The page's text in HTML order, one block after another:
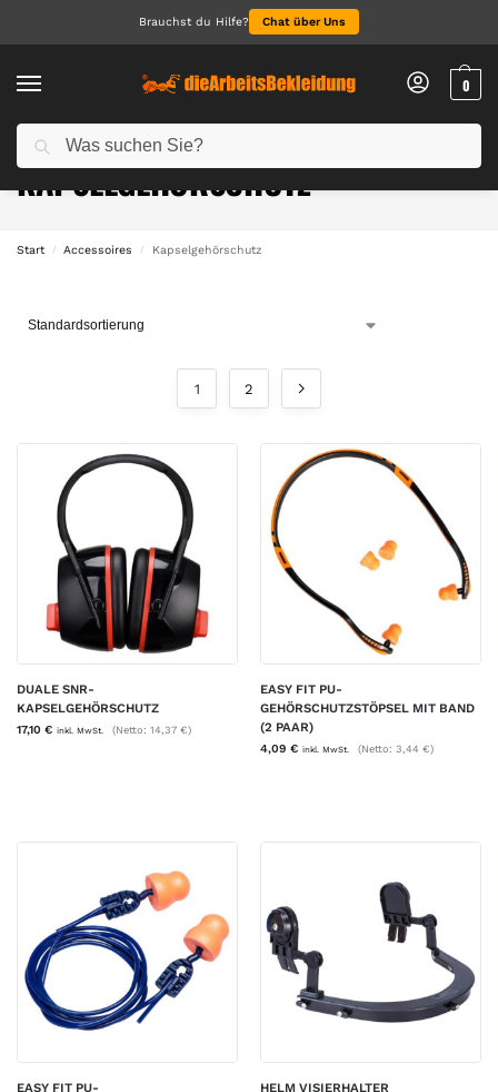
Brauchst du Hilfe? Chat über Uns
0
KAPSELGEHÖRSCHUTZ
Start / Accessoires / Kapselgehörschutz
1 2
DUALE SNR-
KAPSELGEHÖRSCHUTZ
17,10 € inkl. MwSt. (Netto: 14,37 €)
EASY FIT PU-
GEHÖRSCHUTZSTÖPSEL MIT BAND
(2 PAAR)
4,09 € inkl. MwSt. (Netto: 3,44 €)
EASY FIT PU-
HELM VISIERHALTER